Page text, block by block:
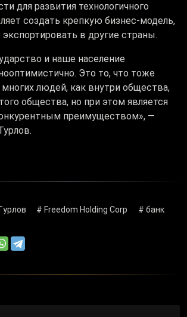
для развития технологичного
создать крепкую бизнес-модель,
в другие страны.
и наше население
Это то, что тоже
людей, как внутри общества,
общества, но при этом является
преимуществом», —
# Freedom Holding Corp
# банк